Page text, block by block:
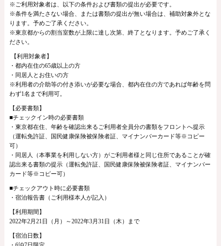
※ご利用対象者は、以下の条件および書類の提出が必要です。
※条件を満たさない場合、または書類の提出が無い場合は、補助対象外とな
ります。予めご了承ください。
※東京都からの割当室数が上限に達し次第、終了となります。予めご了承く
ださい。
【利用対象者】
・都内在住の65歳以上の方
・同居人とお住いの方
※利用者の介助等の付き添いが必要な場合、都内在住の方であれば年齢を問
わず1名まで利用可。
【必要書類】
■チェックイン時の必要書類
・東京都在住、年齢を確認出来るご利用者全員分の書類をフロントへ提示
（運転免許証、国民健康保険被保険者証、マイナンバーカード等※コピー
可）
・同居人（本事業を利用しない方）がご利用者様と同じ住所であることが確
認出来る書類の提示（運転免許証、国民健康保険被保険者証、マイナンバー
カード等※コピー可）
■チェックアウト時に必要書類
・宿泊報告書（ご利用様本人が記入）
【利用期間】
2022年2月21 日（月）～2022年3月31 日（木）まで
【宿泊日数】